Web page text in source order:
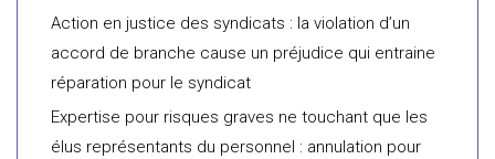
Action en justice des syndicats : la violation d’un
accord de branche cause un préjudice qui entraine
réparation pour le syndicat
Expertise pour risques graves ne touchant que les
élus représentants du personnel : annulation pour